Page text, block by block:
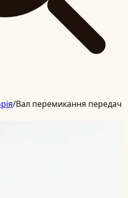
/Вал перемикання передач